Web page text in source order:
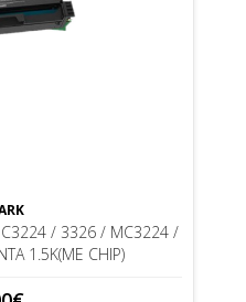
/ 3326 / MC3224 /
1.5K(ΜΕ CHIP)